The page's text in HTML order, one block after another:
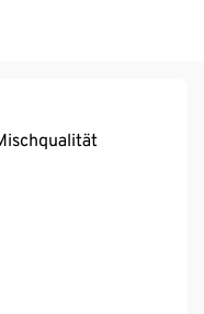
Sitz bei